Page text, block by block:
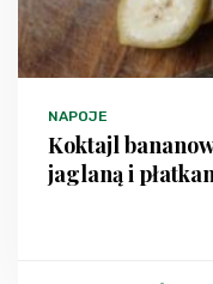
NAPOJE
Koktajl
jaglaną i